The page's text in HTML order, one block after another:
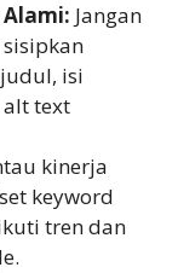
Alami: Jangan
isi
alt text
kinerja
keyword
tren dan